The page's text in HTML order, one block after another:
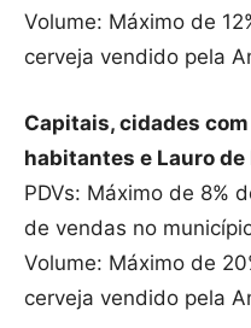
Volume: Máximo de
cerveja vendido pela
Capitais, cidades
habitantes e Lauro de
PDVs: Máximo de 8%
de vendas no
Volume: Máximo de
cerveja vendido pela